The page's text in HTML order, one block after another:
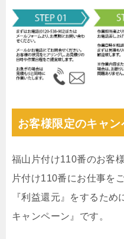
お客様限定のキャン
福山片付け110番のお客
片付け110番にお仕事を
『利益還元』をするた
キャンペーン』です。